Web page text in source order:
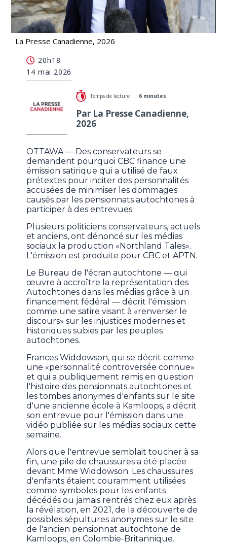
La Presse Canadienne, 2026
une émission de CBC et APTN
20h18
14 mai 2026
Temps de lecture : 6 minutes
Par La Presse Canadienne,
2026
OTTAWA — Des conservateurs se
demandent pourquoi CBC finance une
émission satirique qui a utilisé de faux
prétextes pour inciter des personnalités
accusées de minimiser les dommages
causés par les pensionnats autochtones à
participer à des entrevues.
Plusieurs politiciens conservateurs, actuels
et anciens, ont dénoncé sur les médias
sociaux la production «Northland Tales».
L'émission est produite pour CBC et APTN.
Le Bureau de l'écran autochtone — qui
œuvre à accroître la représentation des
Autochtones dans les médias grâce à un
financement fédéral — décrit l'émission
comme une satire visant à «renverser le
discours» sur les injustices modernes et
historiques subies par les peuples
autochtones.
Frances Widdowson, qui se décrit comme
une «personnalité controversée connue»
et qui a publiquement remis en question
l'histoire des pensionnats autochtones et
les tombes anonymes d'enfants sur le site
d'une ancienne école à Kamloops, a décrit
son entrevue pour l'émission dans une
vidéo publiée sur les médias sociaux cette
semaine.
Alors que l'entrevue semblait toucher à sa
fin, une pile de chaussures a été placée
devant Mme Widdowson. Les chaussures
d'enfants étaient couramment utilisées
comme symboles pour les enfants
décédés ou jamais rentrés chez eux après
la révélation, en 2021, de la découverte de
possibles sépultures anonymes sur le site
de l'ancien pensionnat autochtone de
Kamloops, en Colombie-Britannique.